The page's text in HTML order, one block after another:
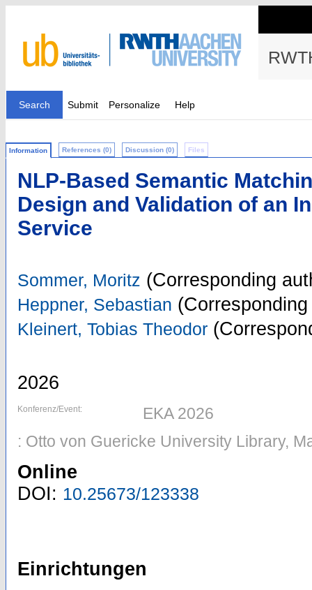
Search Submit Personalize Help
Information References (0) Discussion (0) Files
NLP-Based Semantic
Design and Validation of an
Service
Sommer, Moritz (Corresponding
Heppner, Sebastian
Kleinert, Tobias Theodor
2026
Konferenz/Event:
EKA 2026
: Otto von Guericke University Library,
Online
DOI: 10.25673/123338
Einrichtungen